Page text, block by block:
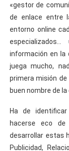
«gestor de
de enlace entre
entorno online
información en la
juega mucho,
primera misión de
buen nombre de la
Ha de
hacerse eco
desarrollar estas
Publicidad,